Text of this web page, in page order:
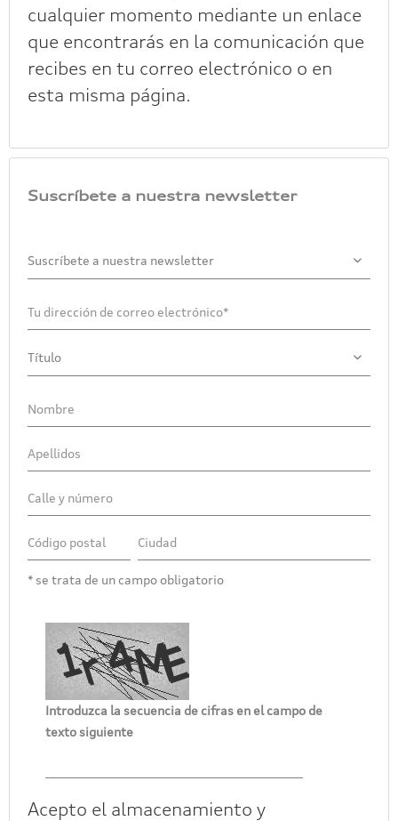
cualquier momento mediante un enlace
que encontrarás en la comunicación que
recibes en tu correo electrónico o en
esta misma página.
Suscríbete a nuestra newsletter
* se trata de un campo obligatorio
Introduzca la secuencia de cifras en el campo de
texto siguiente
Acepto el almacenamiento y